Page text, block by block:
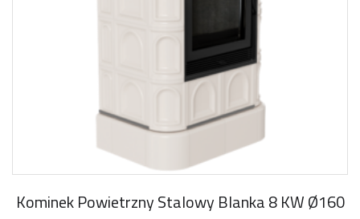
Kominek Powietrzny Stalowy Blanka 8 KW Ø160